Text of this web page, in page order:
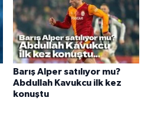
Barış Alper satılıyor mu?
Abdullah Kavukcu ilk kez
konuştu